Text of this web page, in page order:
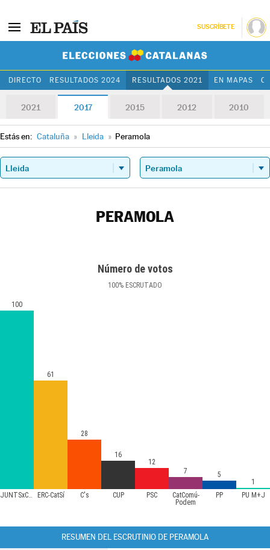
SUSCRÍBETE
DIRECTO RESULTADOS 2024 RESULTADOS 2021 EN MAPAS
2021 2017 2015 2012 2010
Estás en: Cataluña » Lleida » Peramola
PERAMOLA
Número de votos
100% ESCRUTADO
JUNTSxCAT ERC-CatSí C's CUP PSC
CatComú-
Podem
PP PU M+J
100
61
28
16
12
7
5
1
RESUMEN DEL ESCRUTINIO DE PERAMOLA